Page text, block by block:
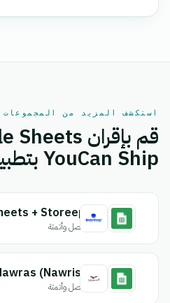
استكشف المزيد من المجموعات
YouCan Ship بتطبيق آخر.
+ Storeep
اتصل وأتمتة
اتصل وأتمتة